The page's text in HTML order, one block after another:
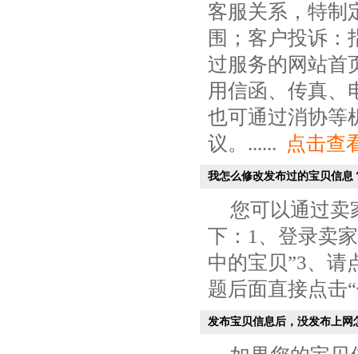
客服关系，特制
围；客户投诉：
过服务的网站首
用信函、传真、
也可通过消协等
议。...... 点击查
我怎么修改发布过的宝贝信息
您可以通过卖
下：1、登录卖
中的宝贝”3、请
题后面直接点击
发布宝贝信息后，没发布上网